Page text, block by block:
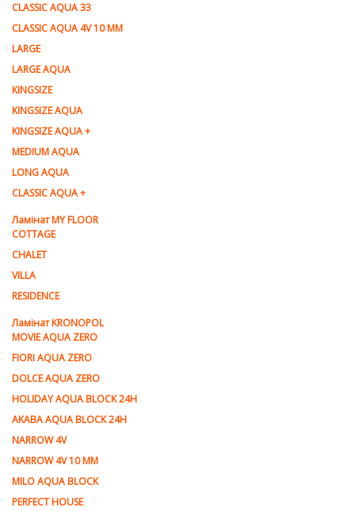
CLASSIC AQUA 33
CLASSIC AQUA 4V 10 MM
LARGE
LARGE AQUA
KINGSIZE
KINGSIZE AQUA
KINGSIZE AQUA +
MEDIUM AQUA
LONG AQUA
CLASSIC AQUA +
Ламінат MY FLOOR
COTTAGE
CHALET
VILLA
RESIDENCE
Ламiнат KRONOPOL
MOVIE AQUA ZERO
FIORI AQUA ZERO
DOLCE AQUA ZERO
HOLIDAY AQUA BLOCK 24H
AKABA AQUA BLOCK 24H
NARROW 4V
NARROW 4V 10 MM
MILO AQUA BLOCK
PERFECT HOUSE